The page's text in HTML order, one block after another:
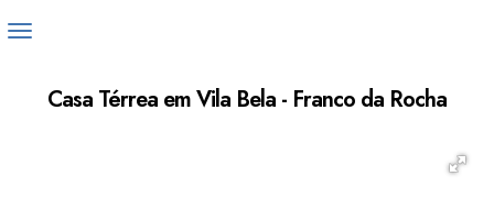
Casa Térrea em Vila Bela - Franco da Rocha